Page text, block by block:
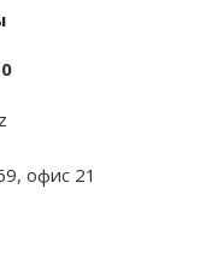
офис 21